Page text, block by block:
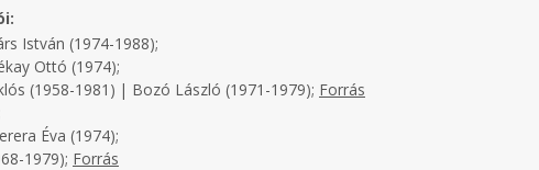
István (1974-1988);
Ottó (1974);
(1958-1981) | Bozó László (1971-1979); Forrás
Éva (1974);
1979); Forrás